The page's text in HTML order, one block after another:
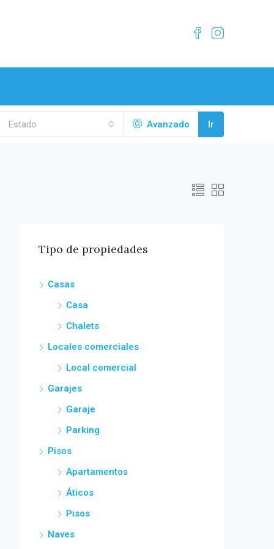
Estado Avanzado Ir
Tipo de propiedades
Casas
Casa
Chalets
Locales comerciales
Local comercial
Garajes
Garaje
Parking
Pisos
Apartamentos
Áticos
Pisos
Naves